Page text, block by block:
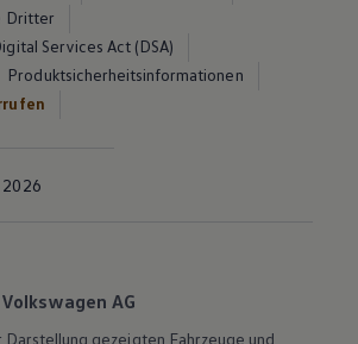
Dritter
Services Act (DSA)
Produktsicherheitsinformationen
AG
Darstellung gezeigten Fahrzeuge und